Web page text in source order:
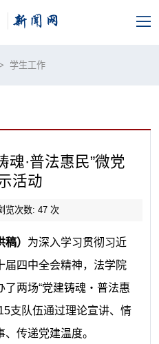
学生工作
魂·普法惠民”微党
活动
览次数: 47次
） 为深入学习贯彻习近
届四中全会精神，法学院
两场“党建铸魂・普法惠
支队伍通过理论宣讲、情
传递党建温度。